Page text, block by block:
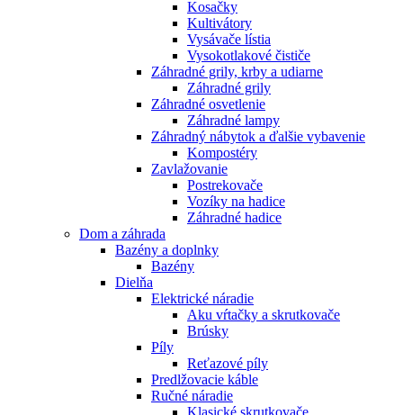
Kosačky
Kultivátory
Vysávače lístia
Vysokotlakové čističe
Záhradné grily, krby a udiarne
Záhradné grily
Záhradné osvetlenie
Záhradné lampy
Záhradný nábytok a ďalšie vybavenie
Kompostéry
Zavlažovanie
Postrekovače
Vozíky na hadice
Záhradné hadice
Dom a záhrada
Bazény a doplnky
Bazény
Dielňa
Elektrické náradie
Aku vŕtačky a skrutkovače
Brúsky
Píly
Reťazové píly
Predlžovacie káble
Ručné náradie
Klasické skrutkovače